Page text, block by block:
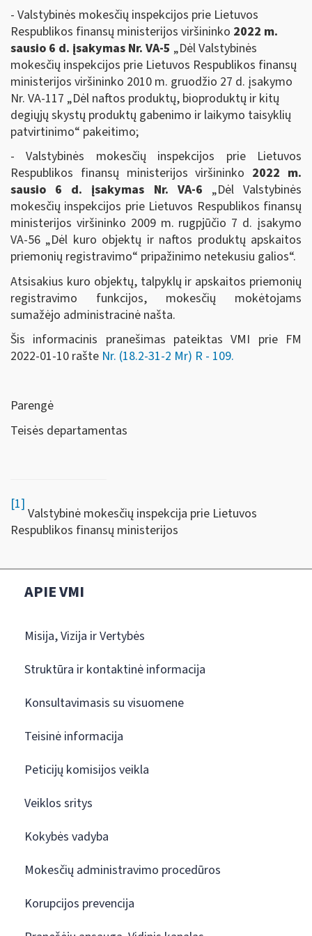
- Valstybinės mokesčių inspekcijos prie Lietuvos
Respublikos finansų ministerijos viršininko 2022 m.
sausio 6 d. įsakymas Nr. VA-5 „Dėl Valstybinės
mokesčių inspekcijos prie Lietuvos Respublikos finansų
ministerijos viršininko 2010 m. gruodžio 27 d. įsakymo
Nr. VA-117 „Dėl naftos produktų, bioproduktų ir kitų
degiųjų skystų produktų gabenimo ir laikymo taisyklių
patvirtinimo“ pakeitimo;
- Valstybinės mokesčių inspekcijos prie Lietuvos
Respublikos finansų ministerijos viršininko 2022 m.
sausio 6 d. įsakymas Nr. VA-6 „Dėl Valstybinės
mokesčių inspekcijos prie Lietuvos Respublikos finansų
ministerijos viršininko 2009 m. rugpjūčio 7 d. įsakymo
VA-56 „Dėl kuro objektų ir naftos produktų apskaitos
priemonių registravimo“ pripažinimo netekusiu galios“.
Atsisakius kuro objektų, talpyklų ir apskaitos priemonių
registravimo funkcijos, mokesčių mokėtojams
sumažėjo administracinė našta.
Šis informacinis pranešimas pateiktas VMI prie FM
2022-01-10 rašte Nr. (18.2-31-2 Mr) R - 109.
Parengė
Teisės departamentas
[1]
Valstybinė mokesčių inspekcija prie Lietuvos
Respublikos finansų ministerijos
APIE VMI
Misija, Vizija ir Vertybės
Struktūra ir kontaktinė informacija
Konsultavimasis su visuomene
Teisinė informacija
Peticijų komisijos veikla
Veiklos sritys
Kokybės vadyba
Mokesčių administravimo procedūros
Korupcijos prevencija